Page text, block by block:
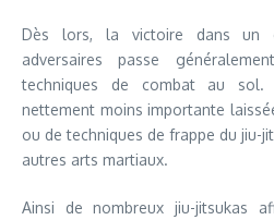
Dès lors, la victoire dans un
adversaires passe
techniques de combat au
nettement moins importante
ou de techniques de frappe du jiu-
autres arts martiaux.
Ainsi de nombreux jiu-jitsukas